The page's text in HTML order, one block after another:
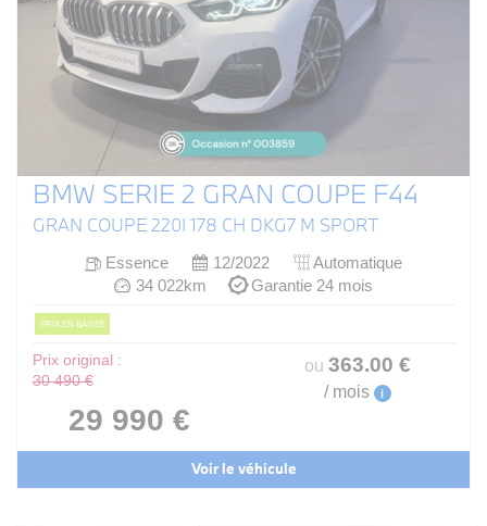
BMW SERIE 2 GRAN COUPE F44
GRAN COUPE 220I 178 CH DKG7 M SPORT
Essence 12/2022
Automatique
34 022km
Garantie 24 mois
PRIX EN BAISSE
Prix original :
30 490 €
29 990 €
ou 363.00 €
/ mois i
Voir le véhicule